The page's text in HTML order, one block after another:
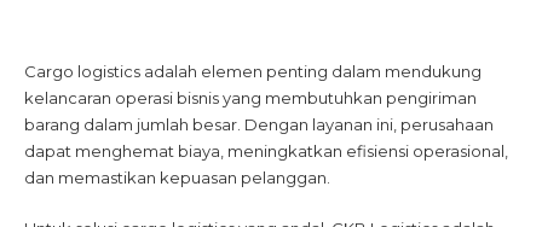
Cargo logistics adalah elemen penting dalam mendukung
kelancaran operasi bisnis yang membutuhkan pengiriman
barang dalam jumlah besar. Dengan layanan ini, perusahaan
dapat menghemat biaya, meningkatkan efisiensi operasional,
dan memastikan kepuasan pelanggan.